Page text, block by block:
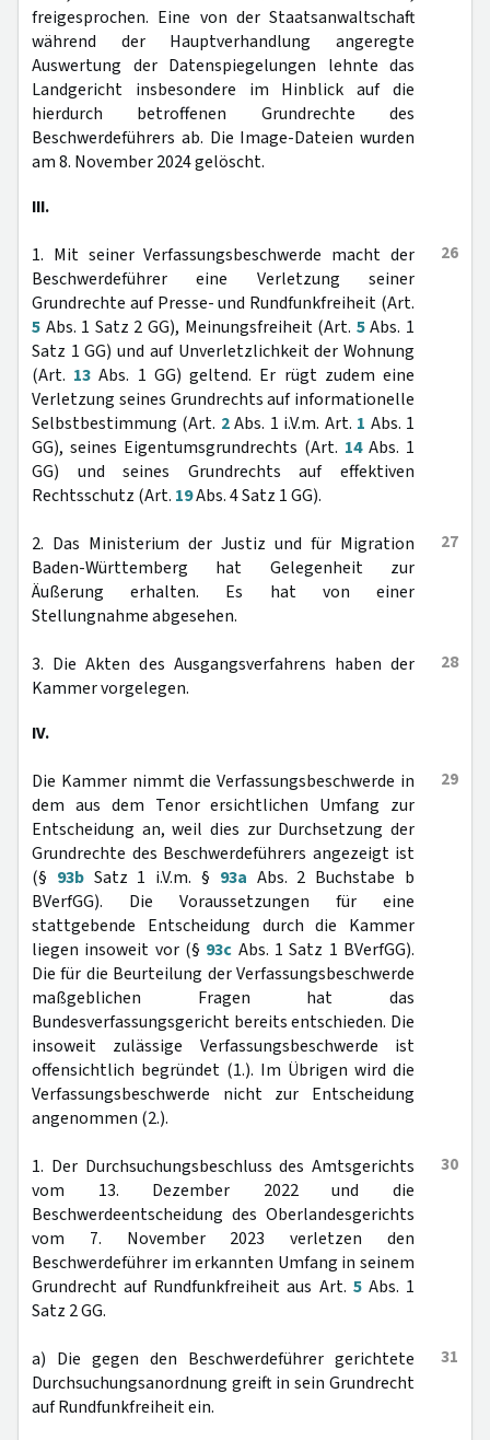
freigesprochen. Eine von der Staatsanwaltschaft
während der Hauptverhandlung angeregte
Auswertung der Datenspiegelungen lehnte das
Landgericht insbesondere im Hinblick auf die
hierdurch betroffenen Grundrechte des
Beschwerdeführers ab. Die Image-Dateien wurden
am 8. November 2024 gelöscht.
III.
26
1. Mit seiner Verfassungsbeschwerde macht der
Beschwerdeführer eine Verletzung seiner
Grundrechte auf Presse- und Rundfunkfreiheit (Art.
5 Abs. 1 Satz 2 GG), Meinungsfreiheit (Art. 5Abs. 1
Satz 1 GG) und auf Unverletzlichkeit der Wohnung
(Art. 13 Abs. 1 GG) geltend. Er rügt zudem eine
Verletzung seines Grundrechts auf informationelle
Selbstbestimmung (Art. 2Abs. 1 i.V.m. Art. 1 Abs. 1
GG), seines Eigentumsgrundrechts (Art. 14Abs. 1
GG) und seines Grundrechts auf effektiven
Rechtsschutz (Art. 19Abs. 4 Satz 1 GG).
27
2. Das Ministerium der Justiz und für Migration
Baden-Württemberg hat Gelegenheit zur
Äußerung erhalten. Es hat von einer
Stellungnahme abgesehen.
28
3. Die Akten des Ausgangsverfahrens haben der
Kammer vorgelegen.
IV.
29
Die Kammer nimmt die Verfassungsbeschwerde in
dem aus dem Tenor ersichtlichen Umfang zur
Entscheidung an, weil dies zur Durchsetzung der
Grundrechte des Beschwerdeführers angezeigt ist
(§ 93bSatz 1 i.V.m. § 93a Abs. 2 Buchstabe b
BVerfGG). Die Voraussetzungen für eine
stattgebende Entscheidung durch die Kammer
liegen insoweit vor (§ 93c Abs. 1 Satz 1 BVerfGG).
Die für die Beurteilung der Verfassungsbeschwerde
maßgeblichen Fragen hat das
Bundesverfassungsgericht bereits entschieden. Die
insoweit zulässige Verfassungsbeschwerde ist
offensichtlich begründet (1.). Im Übrigen wird die
Verfassungsbeschwerde nicht zur Entscheidung
angenommen (2.).
30
1. Der Durchsuchungsbeschluss des Amtsgerichts
vom 13. Dezember 2022 und die
Beschwerdeentscheidung des Oberlandesgerichts
vom 7. November 2023 verletzen den
Beschwerdeführer im erkannten Umfang in seinem
Grundrecht auf Rundfunkfreiheit aus Art. 5Abs. 1
Satz 2 GG.
31
a) Die gegen den Beschwerdeführer gerichtete
Durchsuchungsanordnung greift in sein Grundrecht
auf Rundfunkfreiheit ein.